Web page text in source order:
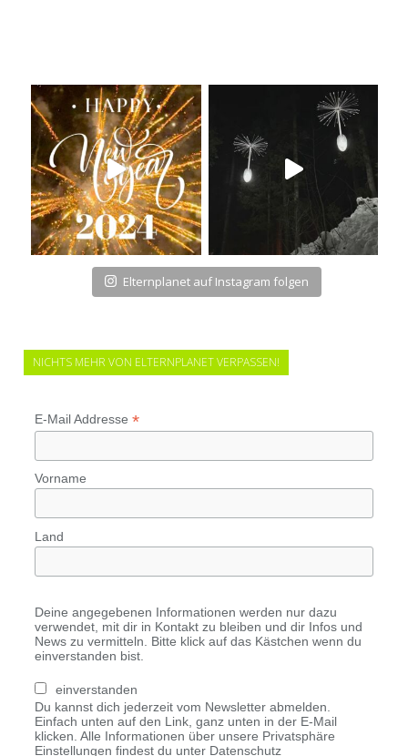
Elternplanet auf Instagram folgen
NICHTS MEHR VON ELTERNPLANET VERPASSEN!
E-Mail Addresse *
Vorname
Land
Deine angegebenen Informationen werden nur dazu
verwendet, mit dir in Kontakt zu bleiben und dir Infos und
News zu vermitteln. Bitte klick auf das Kästchen wenn du
einverstanden bist.
einverstanden
Du kannst dich jederzeit vom Newsletter abmelden.
Einfach unten auf den Link, ganz unten in der E-Mail
klicken. Alle Informationen über unsere Privatsphäre
Einstellungen findest du unter Datenschutz